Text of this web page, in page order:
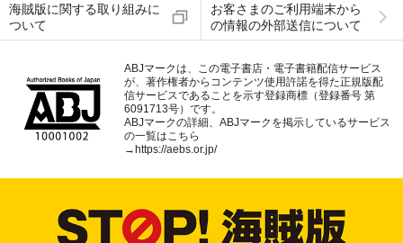
海賊版に関する取り組みに
ついて
お客さまのご利用端末から
の情報の外部送信について
ABJマークは、この電子書店・電子書籍配信サービス
が、著作権者からコンテンツ使用許諾を得た正規版配
信サービスであることを示す登録商標（登録番号 第
6091713号）です。
ABJマークの詳細、ABJマークを掲示しているサービス
の一覧はこちら
→https://aebs.or.jp/